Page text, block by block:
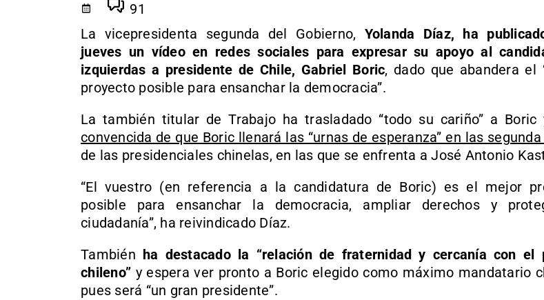
91
La vicepresidenta segunda del Gobierno, Yolanda Díaz, ha
jueves un vídeo en redes sociales para expresar su apoyo al
izquierdas a presidente de Chile, Gabriel Boric, dado que abandera el
proyecto posible para ensanchar la democracia”.
La también titular de Trabajo ha trasladado “todo su cariño” a Boric
convencida de que Boric llenará las “urnas de esperanza” en las
de las presidenciales chinelas, en las que se enfrenta a José Antonio
“El vuestro (en referencia a la candidatura de Boric) es el mejor
posible para ensanchar la democracia, ampliar derechos y
ciudadanía”, ha reivindicado Díaz.
También ha destacado la “relación de fraternidad y cercanía con el
chileno” y espera ver pronto a Boric elegido como máximo mandatario
pues será “un gran presidente”.